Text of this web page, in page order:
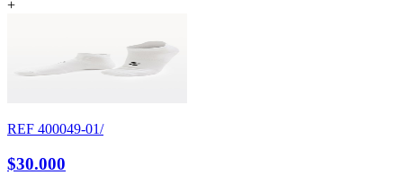
+
REF 400049-01/
$30.000